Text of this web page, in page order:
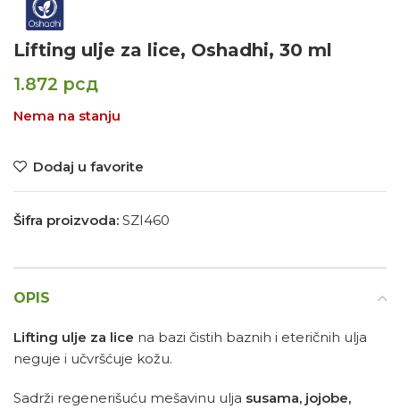
Lifting ulje za lice, Oshadhi, 30 ml
1.872 рсд
Nema na stanju
Dodaj u favorite
Šifra proizvoda: SZI460
OPIS
Lifting ulje za lice na bazi čistih baznih i eteričnih ulja
neguje i učvršćuje kožu.
Sadrži regenerišuću mešavinu ulja susama, jojobe,